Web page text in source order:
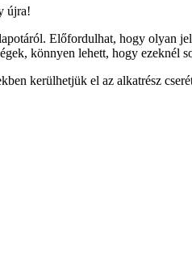
újra!
Előfordulhat, hogy olyan
könnyen lehett, hogy ezeknél
kerülhetjük el az alkatrész